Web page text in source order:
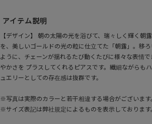
アイテム説明
【デザイン】 朝の太陽の光を浴びて、瑞々しく輝く朝
を、美しいゴールドの光の粒に仕立てた「朝露」。移
ように、チェーンが揺れるたび動くたびに様々な表情
やかさを プラスしてくれるピアスです。繊細ながらも
ュエリーとしての存在感は抜群です。
※写真は実際のカラーと若干相違する場合がございます
※サイズ表記は弊社規定によるものを表示しております